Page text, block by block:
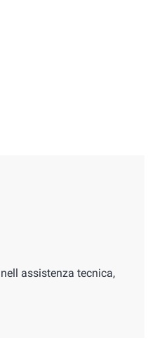
assistenza tecnica,